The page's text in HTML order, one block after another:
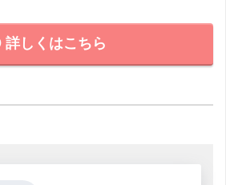
詳しくはこちら